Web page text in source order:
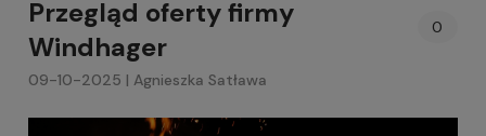
Przegląd oferty firmy
Windhager
0
09-10-2025 | Agnieszka Satława